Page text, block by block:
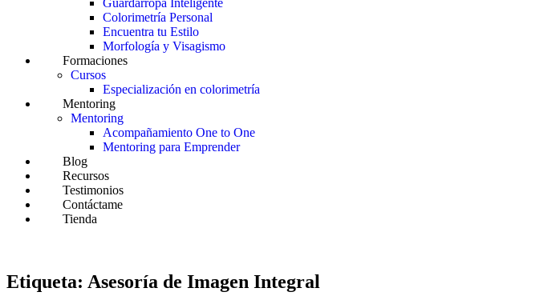
Guardarropa Inteligente
Colorimetría Personal
Encuentra tu Estilo
Morfología y Visagismo
Formaciones
Cursos
Especialización en colorimetría
Mentoring
Mentoring
Acompañamiento One to One
Mentoring para Emprender
Blog
Recursos
Testimonios
Contáctame
Tienda
Etiqueta: Asesoría de Imagen Integral